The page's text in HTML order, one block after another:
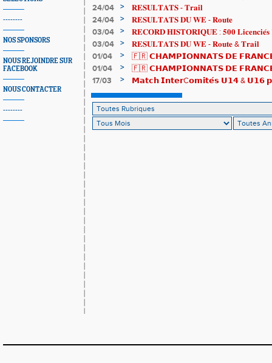
--------
NOS SPONSORS
NOUS REJOINDRE SUR
FACEBOOK
NOUS CONTACTER
--------
24/04
>
𝐑𝐄𝐒𝐔𝐋𝐓𝐀𝐓𝐒 - 𝐓𝐫𝐚𝐢𝐥
24/04
>
𝐑𝐄𝐒𝐔𝐋𝐓𝐀𝐓𝐒 𝐃𝐔 𝐖𝐄 - 𝐑𝐨𝐮𝐭𝐞
03/04
>
𝐑𝐄𝐂𝐎𝐑𝐃 𝐇𝐈𝐒𝐓𝐎𝐑𝐈𝐐𝐔𝐄 : 𝟓𝟎𝟎 𝐋𝐢𝐜𝐞𝐧𝐜𝐢𝐞́𝐬
03/04
>
𝐑𝐄𝐒𝐔𝐋𝐓𝐀𝐓𝐒 𝐃𝐔 𝐖𝐄 - 𝐑𝐨𝐮𝐭𝐞 & 𝐓𝐫𝐚𝐢𝐥
01/04
>
🇫🇷 𝗖𝗛𝗔𝗠𝗣𝗜𝗢𝗡𝗡𝗔𝗧𝗦 𝗗𝗘 𝗙𝗥𝗔𝗡𝗖𝗘
résultats
01/04 >
🇫🇷 𝗖𝗛𝗔𝗠𝗣𝗜𝗢𝗡𝗡𝗔𝗧𝗦 𝗗𝗘 𝗙𝗥𝗔𝗡𝗖𝗘
𝒕𝒓𝒂𝒊𝒍𝒆𝒖𝒓𝒔 𝒓𝒂𝒎𝒆̀𝒏𝒆𝒏𝒕 4 𝒎𝒆́𝒅𝒂𝒊𝒍𝒍𝒆𝒔 !
17/03 >
𝗠𝗮𝘁𝗰𝗵 𝗜𝗻𝘁𝗲𝗿C𝗼𝗺𝗶𝘁𝗲́𝘀 𝗨𝟭𝟰 & 𝗨𝟭𝟲
𝗟𝗼𝘂𝗸𝗮 𝗲𝘁 𝗥𝗼𝗺𝗮𝗻 !